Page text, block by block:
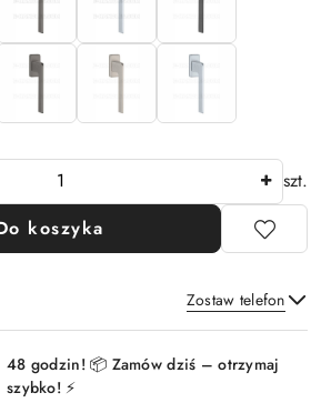
szt.
koszyka
Zostaw telefon
Wyślij
48 godzin! 📦 Zamów dziś – otrzymaj
szybko! ⚡